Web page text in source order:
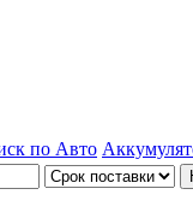
по Авто